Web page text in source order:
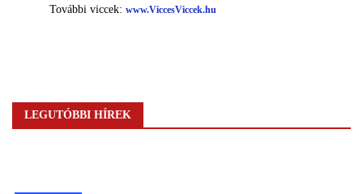
LEGUTÓBBI HÍREK